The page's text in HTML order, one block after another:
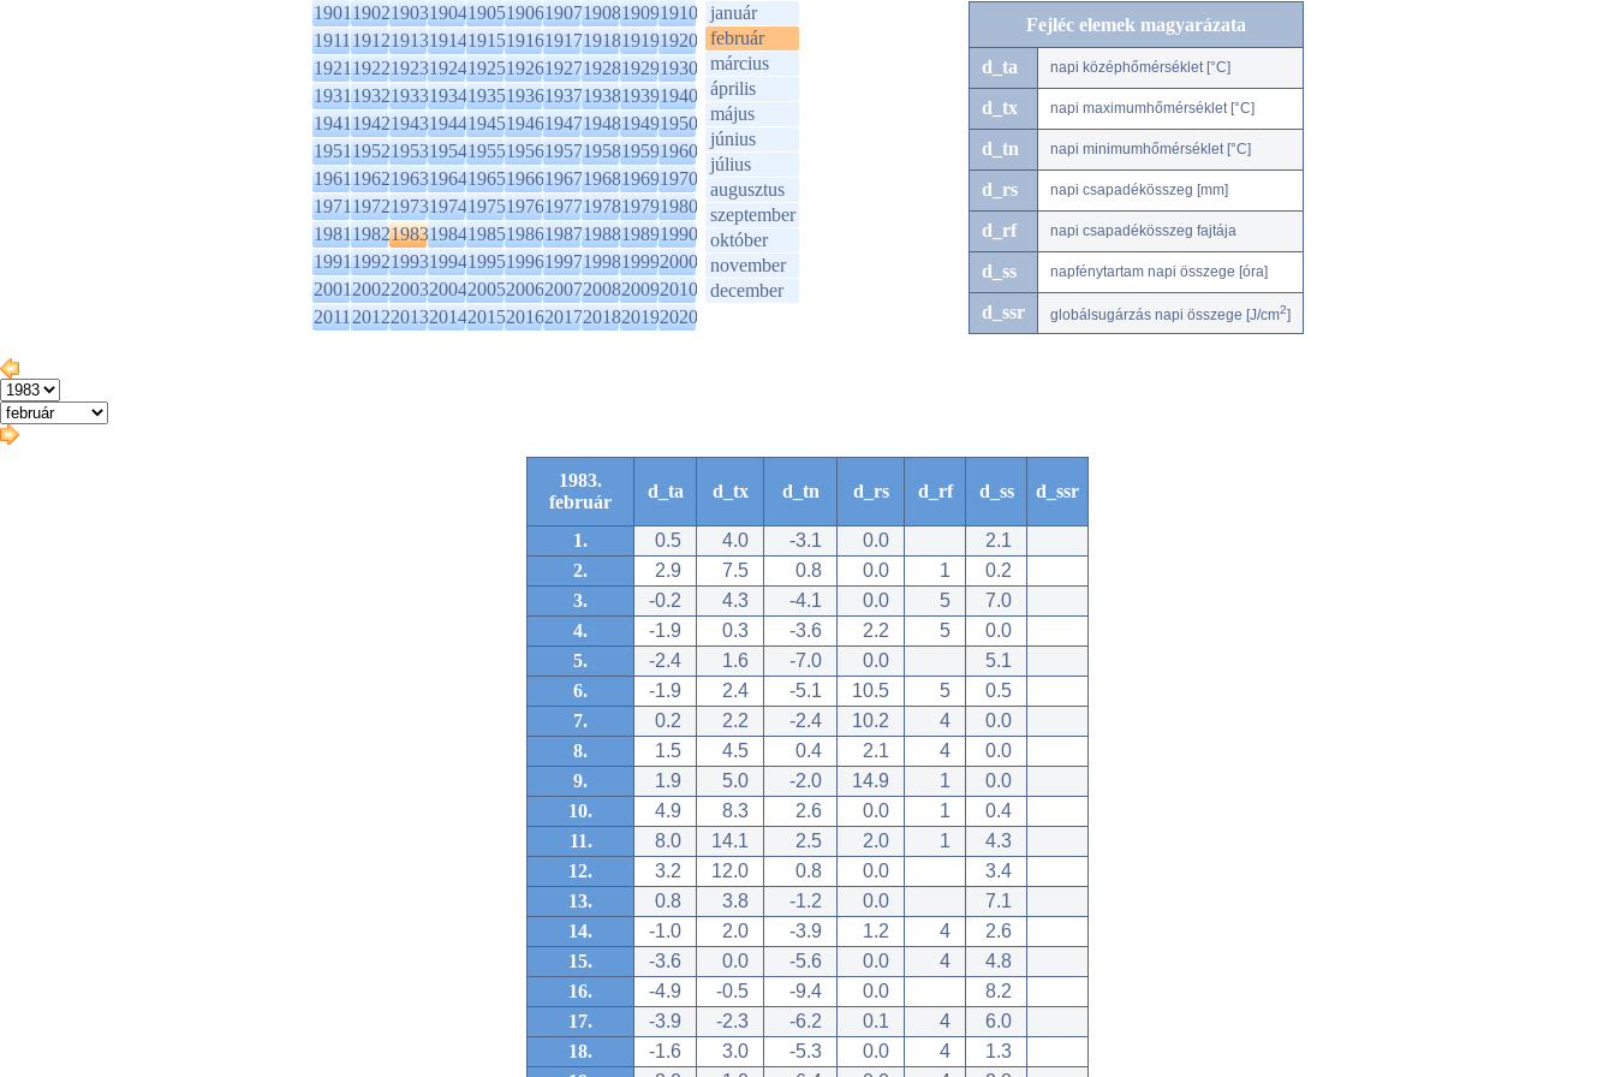
1901190219031904190519061907190819091910
1911191219131914191519161917191819191920
1921192219231924192519261927192819291930
1931193219331934193519361937193819391940
1941194219431944194519461947194819491950
1951195219531954195519561957195819591960
1961196219631964196519661967196819691970
1971197219731974197519761977197819791980
1981198219831984198519861987198819891990
1991199219931994199519961997199819992000
2001200220032004200520062007200820092010
2011201220132014201520162017201820192020
január
február
március
április
május
június
július
augusztus
szeptember
október
november
december
Fejléc elemek magyarázata
d_ta napi középhőmérséklet [°C]
d_tx napi maximumhőmérséklet [°C]
d_tn napi minimumhőmérséklet [°C]
d_rs napi csapadékösszeg [mm]
d_rf napi csapadékösszeg fajtája
d_ss napfénytartam napi összege [óra]
d_ssr globálsugárzás napi összege [J/cm2]
1983.
február
d_ta d_tx d_tn d_rs d_rf d_ss d_ssr
1. 0.5 4.0 -3.1 0.0
2.1
2.
2.9 7.5 0.8 0.0 1
0.2
3.
-0.2 4.3 -4.1 0.0 5
7.0
4.
-1.9 0.3 -3.6 2.2 5
0.0
5.
-2.4 1.6 -7.0 0.0
5.1
6.
-1.9 2.4 -5.1 10.5 5
0.5
7.
0.2 2.2 -2.4 10.2 4
0.0
8.
1.5 4.5 0.4 2.1 4
0.0
9.
1.9 5.0 -2.0 14.9 1
0.0
10.
4.9 8.3 2.6 0.0 1
0.4
11.
8.0 14.1 2.5 2.0 1
4.3
12.
3.2 12.0 0.8 0.0
3.4
13.
0.8 3.8 -1.2 0.0
7.1
14.
-1.0 2.0 -3.9 1.2 4
2.6
15.
-3.6 0.0 -5.6 0.0 4
4.8
16.
-4.9 -0.5 -9.4 0.0
8.2
17.
-3.9 -2.3 -6.2 0.1 4
6.0
18.
-1.6 3.0 -5.3 0.0 4
1.3